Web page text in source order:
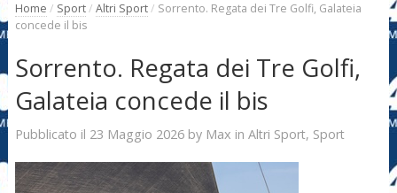
Home / Sport/ Altri Sport/ Sorrento. Regata dei Tre Golfi, Galateia
concede il bis
Sorrento. Regata dei Tre Golfi,
Galateia concede il bis
Pubblicato il 23 Maggio 2026by Max in Altri Sport, Sport